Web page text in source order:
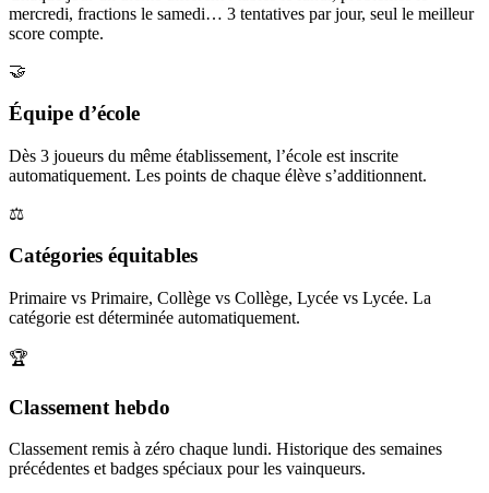
mercredi, fractions le samedi… 3 tentatives par jour, seul le meilleur
score compte.
🤝
Équipe d’école
Dès 3 joueurs du même établissement, l’école est inscrite
automatiquement. Les points de chaque élève s’additionnent.
⚖️
Catégories équitables
Primaire vs Primaire, Collège vs Collège, Lycée vs Lycée. La
catégorie est déterminée automatiquement.
🏆
Classement hebdo
Classement remis à zéro chaque lundi. Historique des semaines
précédentes et badges spéciaux pour les vainqueurs.